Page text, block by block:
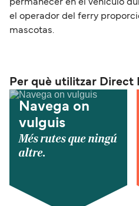
permanecer en el vehículo
el operador del ferry
mascotas.
Per què utilitzar Direct
Navega on
vulguis
Més rutes que ningú
altre.